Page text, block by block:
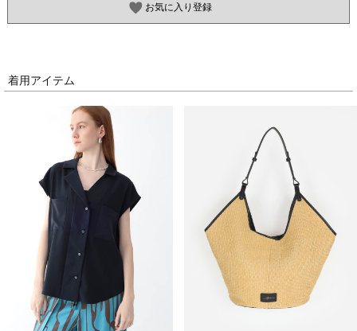
お気に入り登録
着用アイテム